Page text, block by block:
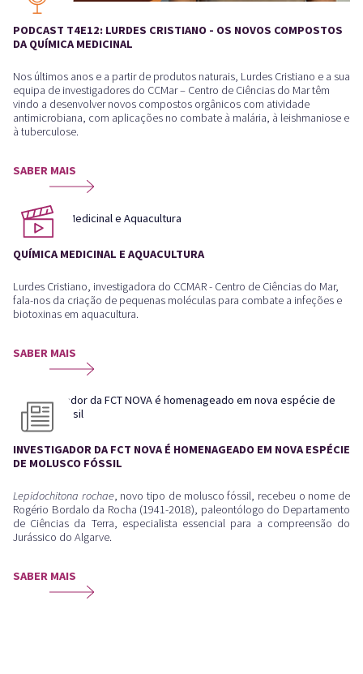
PODCAST T4E12: LURDES CRISTIANO - OS NOVOS COMPOSTOS
DA QUÍMICA MEDICINAL
Nos últimos anos e a partir de produtos naturais, Lurdes Cristiano e a sua
equipa de investigadores do CCMar – Centro de Ciências do Mar têm
vindo a desenvolver novos compostos orgânicos com atividade
antimicrobiana, com aplicações no combate à malária, à leishmaniose e
à tuberculose.
SABER MAIS
QUÍMICA MEDICINAL E AQUACULTURA
Lurdes Cristiano, investigadora do CCMAR - Centro de Ciências do Mar,
fala-nos da criação de pequenas moléculas para combate a infeções e
biotoxinas em aquacultura.
SABER MAIS
INVESTIGADOR DA FCT NOVA É HOMENAGEADO EM NOVA ESPÉCIE
DE MOLUSCO FÓSSIL
Lepidochitona rochae, novo tipo de molusco fóssil, recebeu o nome de
Rogério Bordalo da Rocha (1941-2018), paleontólogo do Departamento
de Ciências da Terra, especialista essencial para a compreensão do
Jurássico do Algarve.
SABER MAIS